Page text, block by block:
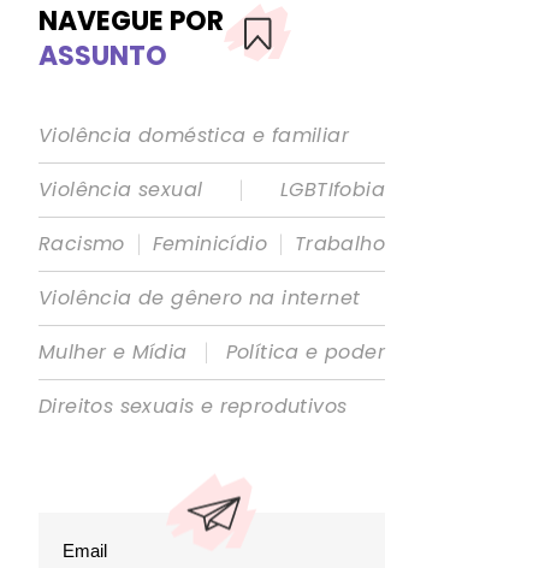
NAVEGUE POR
ASSUNTO
Violência doméstica e familiar
Violência sexual
|
LGBTIfobia
Racismo | Feminicídio | Trabalho
Violência de gênero na internet
Mulher e Mídia
|
Política e poder
Direitos sexuais e reprodutivos